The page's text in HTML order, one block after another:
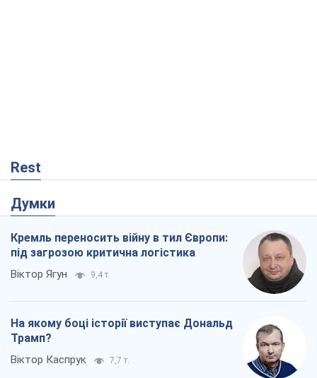
Rest
Думки
Кремль переносить війну в тил Європи:
під загрозою критична логістика
Віктор Ягун 9,4 т.
На якому боці історії виступає Дональд
Трамп?
Віктор Каспрук 7,7 т.